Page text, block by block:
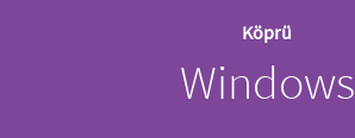
Köprü
Windows